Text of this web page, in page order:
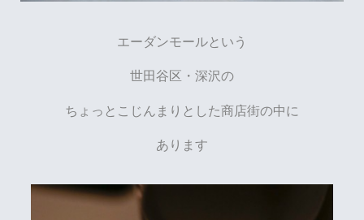
エーダンモールという
世田谷区・深沢の
ちょっとこじんまりとした商店街の中に
あります